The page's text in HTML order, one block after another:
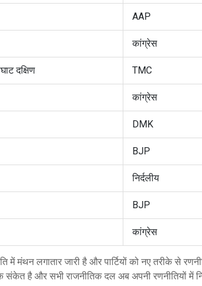
AAP
कांग्रेस
दक्षिण TMC
कांग्रेस
DMK
BJP
निर्दलीय
BJP
कांग्रेस
में मंथन लगातार जारी है और पार्टियों को नए तरीके से
संकेत है और सभी राजनीतिक दल अब अपनी रणनीतियों में